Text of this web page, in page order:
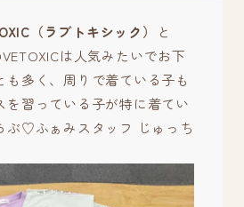
（ラブトキシック）
と
は人気みたいでお下
も多く、周りで着ている子も
を習っている子が特に着てい
ぶ♡ふぁみスタッフ じゅっち